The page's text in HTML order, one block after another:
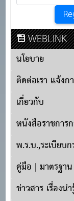
WEBLINK
นโยบาย
ติดต่อเรา แจ้งก
เกี่ยวกับ
หนังสือราชการ
พ.ร.บ.,ระเบียบ
คู่มือ | มาตรฐา
ข่าวสาร เรื่องน่